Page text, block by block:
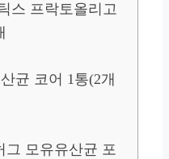
스 프락토올리고
균 코어 1통(2개
그 모유유산균 포